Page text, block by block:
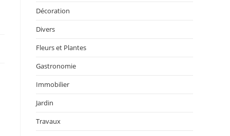
Décoration
Divers
Fleurs et Plantes
Gastronomie
Immobilier
Jardin
Travaux